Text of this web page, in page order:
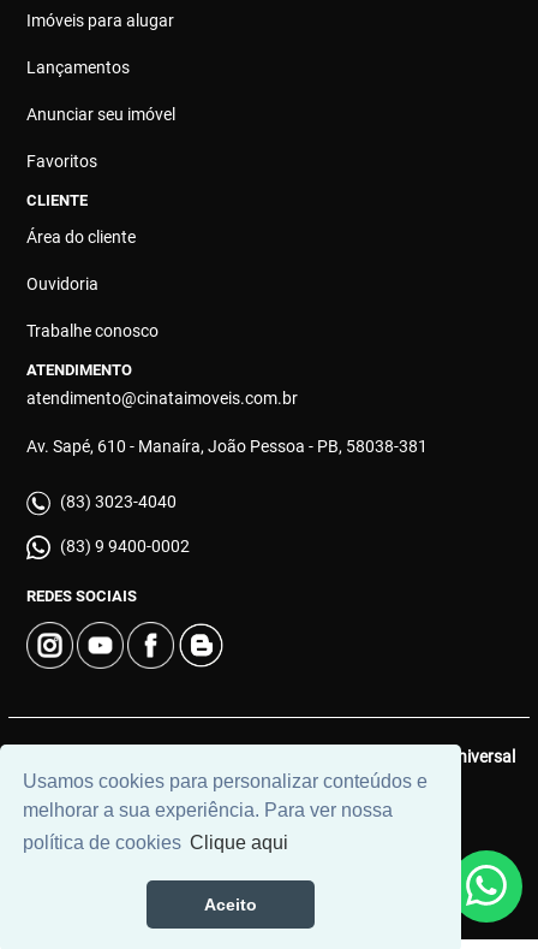
Usamos cookies para personalizar conteúdos e
melhorar a sua experiência. Para ver nossa
política de cookies Clique aqui
Aceito
Imóveis para alugar
Lançamentos
Anunciar seu imóvel
Favoritos
CLIENTE
Área do cliente
Ouvidoria
Trabalhe conosco
ATENDIMENTO
atendimento@cinataimoveis.com.br
Av. Sapé, 610 - Manaíra, João Pessoa - PB, 58038-381
(83) 3023-4040
(83) 9 9400-0002
REDES SOCIAIS
Universal
Software.